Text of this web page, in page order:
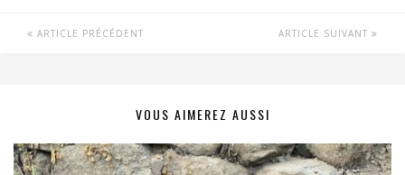
ARTICLE PRÉCÉDENT ARTICLE SUIVANT
VOUS AIMEREZ AUSSI